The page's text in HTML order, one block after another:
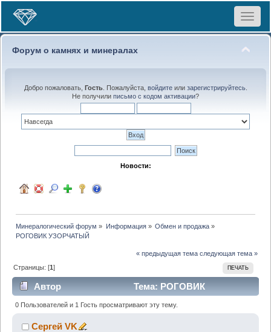
Toggle
Форум о камнях и минералах
Добро пожаловать, Гость. Пожалуйста, войдитеили зарегистрируйтесь.
Не получили письмо с кодом активации?
Новости:
Минералогический форум » Информация» Обмен и продажа»
РОГОВИК УЗОРЧАТЫЙ
« предыдущая тема следующая тема »
ПЕЧАТЬ
Страницы: [1]
Автор
Тема: РОГОВИК
УЗОРЧАТЫЙ (Прочитано 2240 раз)
0 Пользователей и 1 Гость просматривают эту тему.
Сергей VK